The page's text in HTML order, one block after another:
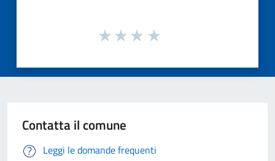
Contatta il comune
Leggi le domande frequenti